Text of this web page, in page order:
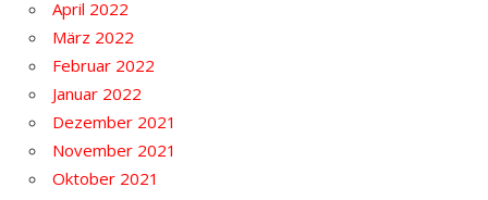
April 2022
März 2022
Februar 2022
Januar 2022
Dezember 2021
November 2021
Oktober 2021